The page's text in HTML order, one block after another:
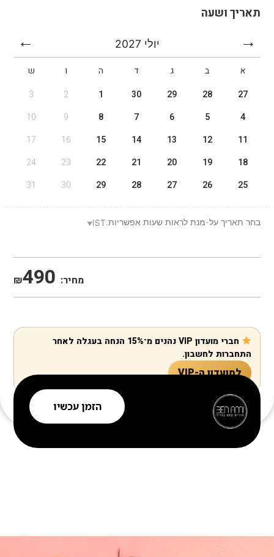
תאריך ושעה
יולי 2027
א ב ג ד ה ו
ש
27
28
29
30
1
2
3
4
5
6
7
8
9
10
11
12
13
14
15
16
17
18
19
20
21
22
23
24
25
26
27
28
29
30
31
בחר תאריך על-מנת לראות שעות אפשריות. IST
מחיר: 490
₪
הזמן עכשיו
חברי מועדון VIP נהנים מ־15% הנחה בעגלה לאחר
התחברות לחשבון.
למועדון ה-VIP